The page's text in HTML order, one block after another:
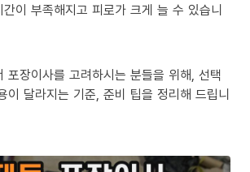
이 부족해지고 피로가 크게 늘 수 있습니
포장이사를 고려하시는 분들을 위해, 선택
이 달라지는 기준, 준비 팁을 정리해 드립니